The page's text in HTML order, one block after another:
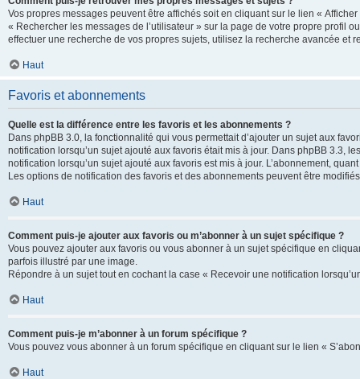
Vos propres messages peuvent être affichés soit en cliquant sur le lien «
« Rechercher les messages de l’utilisateur » sur la page de votre propre profil
effectuer une recherche de vos propres sujets, utilisez la recherche avancée
Haut
Favoris et abonnements
Quelle est la différence entre les favoris et les abonnements ?
Dans phpBB 3.0, la fonctionnalité qui vous permettait d’ajouter un sujet aux
notification lorsqu’un sujet ajouté aux favoris était mis à jour. Dans phpBB 3.3,
notification lorsqu’un sujet ajouté aux favoris est mis à jour. L’abonnement,
Les options de notification des favoris et des abonnements peuvent être
Haut
Comment puis-je ajouter aux favoris ou m’abonner à un sujet spécifique ?
Vous pouvez ajouter aux favoris ou vous abonner à un sujet spécifique en
parfois illustré par une image.
Répondre à un sujet tout en cochant la case « Recevoir une notification
Haut
Comment puis-je m’abonner à un forum spécifique ?
Vous pouvez vous abonner à un forum spécifique en cliquant sur le lien «
Haut